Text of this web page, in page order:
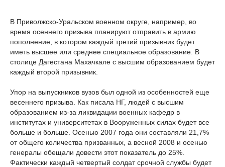
В Приволжско-Уральском военном округе, например, во
время осеннего призыва планируют отправить в армию
пополнение, в котором каждый третий призывник будет
иметь высшее или среднее специальное образование. В
столице Дагестана Махачкале с высшим образованием будет
каждый второй призывник.
Упор на выпускников вузов был одной из особенностей еще
весеннего призыва. Как писала НГ, людей с высшим
образованием из-за ликвидации военных кафедр в
институтах и университетах в Вооруженных силах будет все
больше и больше. Осенью 2007 года они составляли 21,7%
от общего количества призванных, а весной 2008 и осенью
генералы обещали довести этот показатель до 25%.
Фактически каждый четвертый солдат срочной службы будет